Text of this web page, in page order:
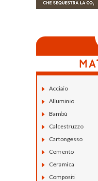
Acciaio
Alluminio
Bambù
Calcestruzzo
Cartongesso
Cemento
Ceramica
Compositi